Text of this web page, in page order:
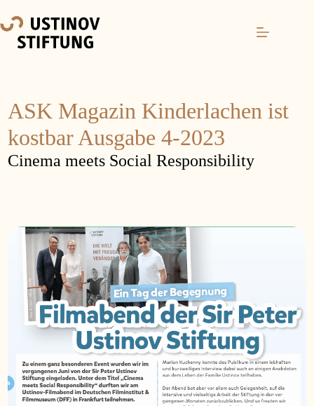
ASK Magazin Kinderlachen ist
kostbar Ausgabe 4-2023
Cinema meets Social Responsibility